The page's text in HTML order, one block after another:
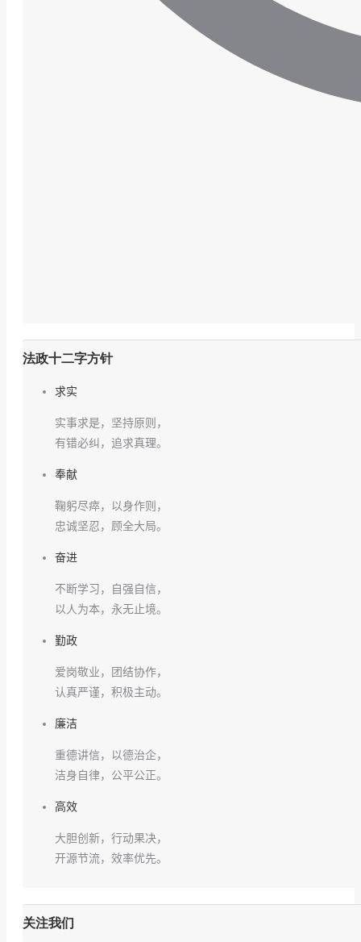
法政十二字方针
求实
实事求是，坚持原则，
有错必纠，追求真理。
奉献
鞠躬尽瘁，以身作则，
忠诚坚忍，顾全大局。
奋进
不断学习，自强自信，
以人为本，永无止境。
勤政
爱岗敬业，团结协作，
认真严谨，积极主动。
廉洁
重德讲信，以德治企，
洁身自律，公平公正。
高效
大胆创新，行动果决，
开源节流，效率优先。
关注我们